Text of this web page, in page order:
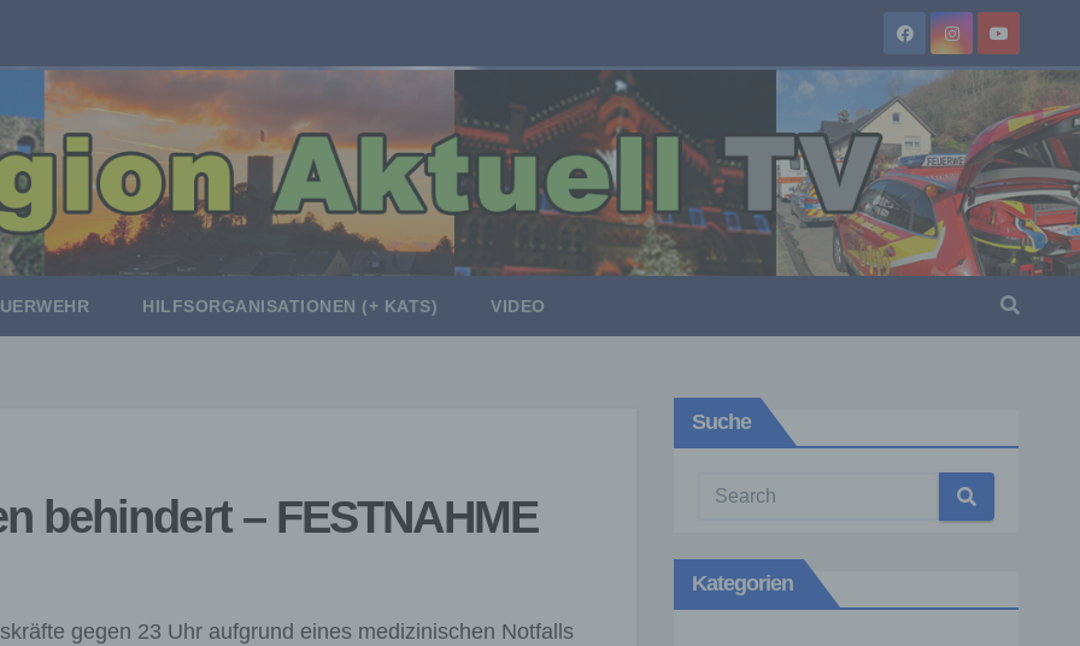
HILFSORGANISATIONEN (+ KATS) VIDEO
behindert – FESTNAHME
gegen 23 Uhr aufgrund eines medizinischen Notfalls
Suche
Kategorien